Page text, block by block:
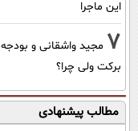
این ماجرا
7
برکت ولی چرا؟
مطالب پیشنهادی